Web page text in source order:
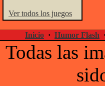
Ver todos los juegos
Inicio · Humor Flash
Todas las